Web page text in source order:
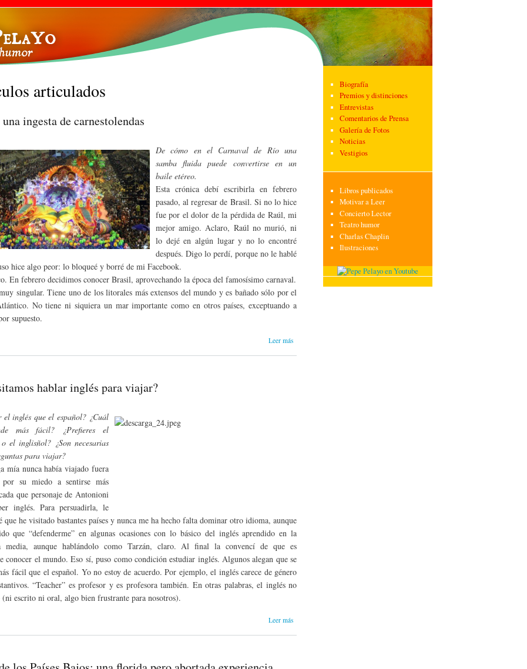
Pasar al
contenido
principal
articulados
ingesta de carnestolendas
De cómo en el Carnaval de Río una
samba fluida puede convertirse en un
baile etéreo.
Esta crónica debí escribirla en febrero
pasado, al regresar de Brasil. Si no lo hice
fue por el dolor de la pérdida de Raúl, mi
mejor amigo. Aclaro, Raúl no murió, ni
lo dejé en algún lugar y no lo encontré
después. Digo lo perdí, porque no le hablé
hice algo peor: lo bloqueé y borré de mi Facebook.
En febrero decidimos conocer Brasil, aprovechando la época del famosísimo carnaval.
singular. Tiene uno de los litorales más extensos del mundo y es bañado sólo por el
No tiene ni siquiera un mar importante como en otros países, exceptuando a
supuesto.
Leer más
hablar inglés para viajar?
el inglés que el español? ¿Cuál
más fácil? ¿Prefieres el
el inglisñol? ¿Son necesarias
para viajar?
mía nunca había viajado fuera
su miedo a sentirse más
que personaje de Antonioni
inglés. Para persuadirla, le
que he visitado bastantes países y nunca me ha hecho falta dominar otro idioma, aunque
que “defenderme” en algunas ocasiones con lo básico del inglés aprendido en la
media, aunque hablándolo como Tarzán, claro. Al final la convencí de que es
conocer el mundo. Eso sí, puso como condición estudiar inglés. Algunos alegan que se
fácil que el español. Yo no estoy de acuerdo. Por ejemplo, el inglés carece de género
“Teacher” es profesor y es profesora también. En otras palabras, el inglés no
(ni escrito ni oral, algo bien frustrante para nosotros).
Leer más
Biografía
Premios y distinciones
Entrevistas
Comentarios de Prensa
Galería de Fotos
Noticias
Vestigios
Libros publicados
Motivar a Leer
Concierto Lector
Teatro humor
Charlas Chaplin
Ilustraciones